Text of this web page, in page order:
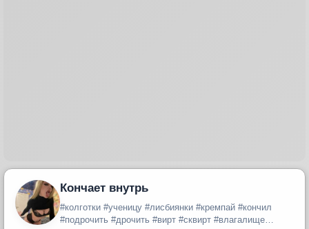
Кончает внутрь
#колготки #ученицу #лисбиянки #кремпай #кончил
#подрочить #дрочить #вирт #сквирт #влагалище